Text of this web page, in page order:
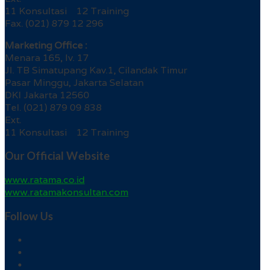
11 Konsultasi 12 Training
Fax. (021) 879 12 296
Marketing Office :
Menara 165, lv. 17
Jl. TB Simatupang Kav.1, Cilandak Timur
Pasar Minggu, Jakarta Selatan
DKI Jakarta 12560
Tel. (021) 879 09 838
Ext.
11 Konsultasi 12 Training
Our Official Website
www.ratama.co.id
www.ratamakonsultan.com
Follow Us